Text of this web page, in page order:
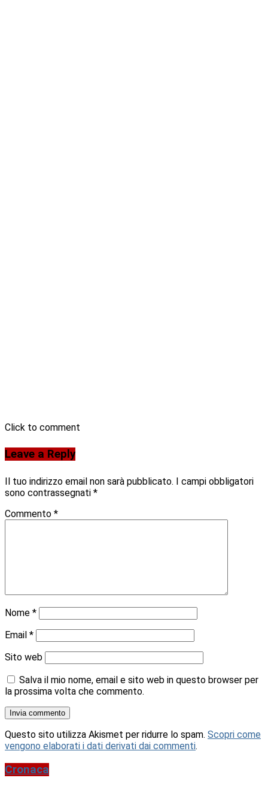
Click to comment
Leave a Reply
Il tuo indirizzo email non sarà pubblicato.
I campi obbligatori
sono contrassegnati *
Commento *
Nome *
Email *
Sito web
Salva il mio nome, email e sito web in questo browser per
la prossima volta che commento.
Questo sito utilizza Akismet per ridurre lo spam. Scopri come
vengono elaborati i dati derivati dai commenti.
Cronaca